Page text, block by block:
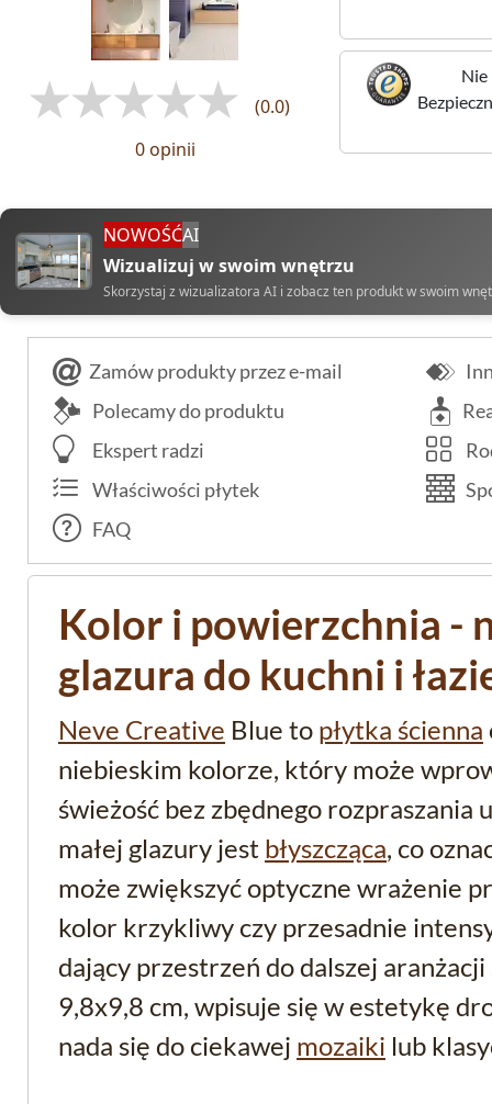
(0.0)
0 opinii
Nie
NOWOŚĆAI
Wizualizuj w swoim wnętrzu
Skorzystaj z wizualizatora AI i zobacz ten produkt w swoim
Zamów produkty przez e-mail
Polecamy do produktu
Ekspert radzi
Właściwości płytek
FAQ
Kolor i powierzchnia -
glazura do kuchni i
Neve Creative Blue to płytka ścienna
niebieskim kolorze, który może
świeżość bez zbędnego rozpraszania
małej glazury jest błyszcząca, co
może zwiększyć optyczne wrażenie
kolor krzykliwy czy przesadnie
dający przestrzeń do dalszej
9,8x9,8 cm, wpisuje się w estetykę
nada się do ciekawej mozaiki lub